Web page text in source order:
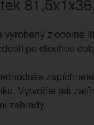
vyrobený z odolné
po dlouhou
Vytvoříte tak
zahrady.